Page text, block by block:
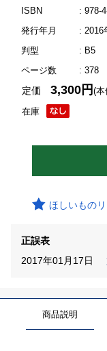
ISBN
: 978-
発行年月
: 2016
判型
: B5
ページ数
: 378
在庫
定価3,300円(
ほしいもの
正誤表
2017年01月17日
商品説明